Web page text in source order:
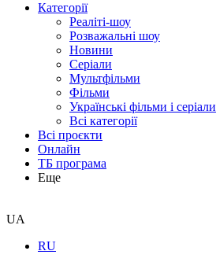
Категорії
Реаліті-шоу
Розважальні шоу
Новини
Серіали
Мультфільми
Фільми
Українські фільми і серіали
Всі категорії
Всі проєкти
Онлайн
ТБ програма
Еще
UA
RU